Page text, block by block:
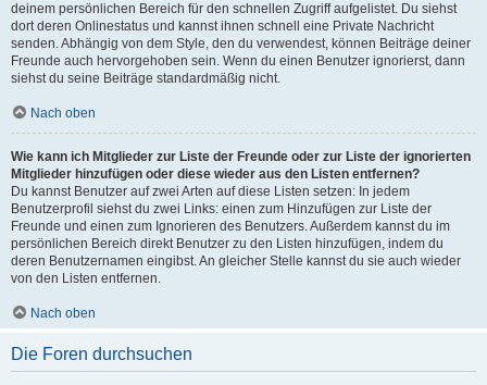
deinem persönlichen Bereich für den schnellen Zugriff aufgelistet. Du siehst
dort deren Onlinestatus und kannst ihnen schnell eine Private Nachricht
senden. Abhängig von dem Style, den du verwendest, können Beiträge deiner
Freunde auch hervorgehoben sein. Wenn du einen Benutzer ignorierst, dann
siehst du seine Beiträge standardmäßig nicht.
Nach oben
Wie kann ich Mitglieder zur Liste der Freunde oder zur Liste der ignorierten
Mitglieder hinzufügen oder diese wieder aus den Listen entfernen?
Du kannst Benutzer auf zwei Arten auf diese Listen setzen: In jedem
Benutzerprofil siehst du zwei Links: einen zum Hinzufügen zur Liste der
Freunde und einen zum Ignorieren des Benutzers. Außerdem kannst du im
persönlichen Bereich direkt Benutzer zu den Listen hinzufügen, indem du
deren Benutzernamen eingibst. An gleicher Stelle kannst du sie auch wieder
von den Listen entfernen.
Nach oben
Die Foren durchsuchen